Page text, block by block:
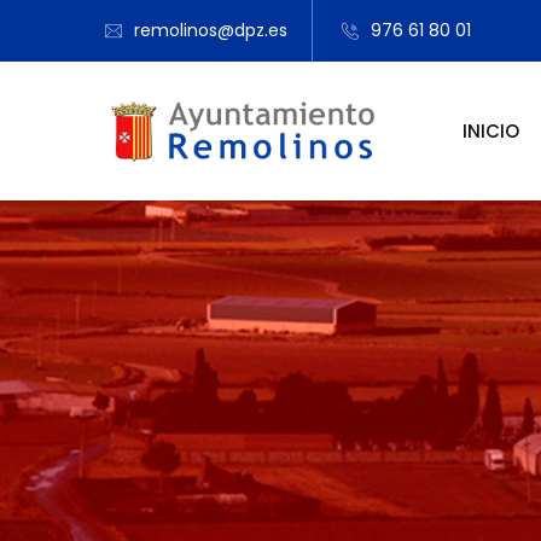
remolinos@dpz.es 976 61 80 01
INICIO